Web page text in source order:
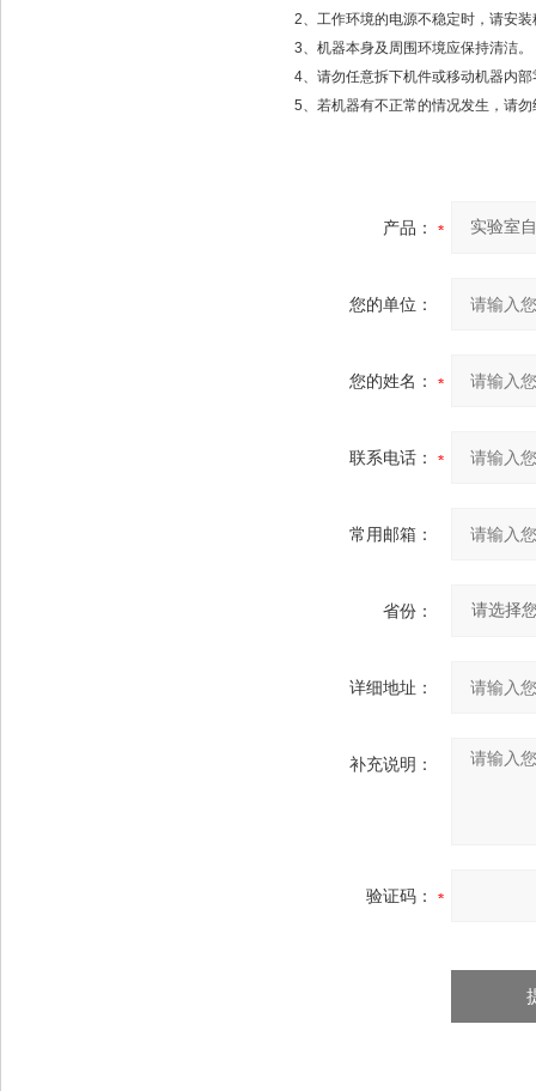
2、工作环境的电源不稳定时，请安
3、机器本身及周围环境应保持清洁。
4、请勿任意拆下机件或移动机器内部
5、若机器有不正常的情况发生，请
产品：
您的单位：
您的姓名：
联系电话：
常用邮箱：
省份：
详细地址：
补充说明：
验证码：